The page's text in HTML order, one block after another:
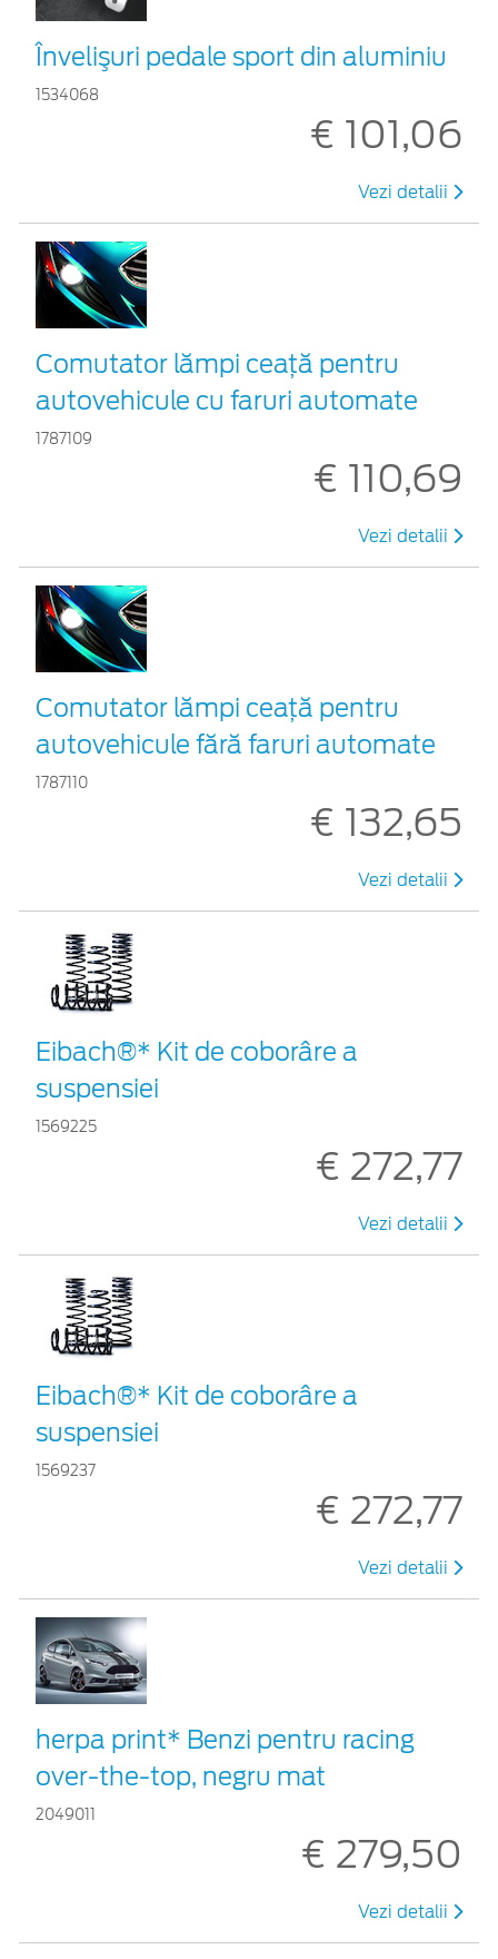
Învelişuri pedale sport din aluminiu
1534068
€ 101,06
Vezi detalii
Comutator lămpi ceaţă pentru
autovehicule cu faruri automate
1787109
€ 110,69
Vezi detalii
Comutator lămpi ceaţă pentru
autovehicule fără faruri automate
1787110
€ 132,65
Vezi detalii
Eibach®* Kit de coborâre a
suspensiei
1569225
€ 272,77
Vezi detalii
Eibach®* Kit de coborâre a
suspensiei
1569237
€ 272,77
Vezi detalii
herpa print* Benzi pentru racing
over-the-top, negru mat
2049011
€ 279,50
Vezi detalii